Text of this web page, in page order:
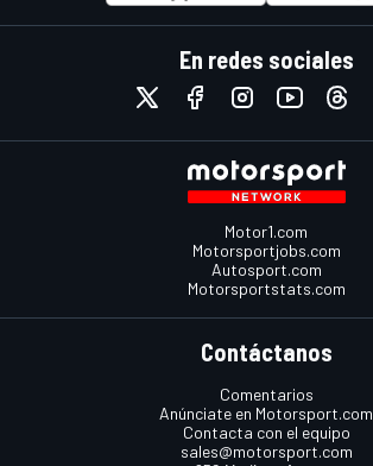
En redes sociales
Motor1.com
Motorsportjobs.com
Autosport.com
Motorsportstats.com
Contáctanos
Comentarios
Anúnciate en Motorsport.com
Contacta con el equipo
sales@motorsport.com